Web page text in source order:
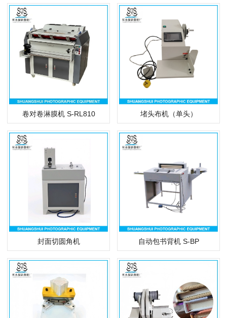
卷对卷淋膜机 S-RL810 堵头布机（单头）
封面切圆角机 自动包书背机 S-BP